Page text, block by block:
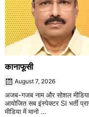
कानाफूसी
August 7, 2026
अजब-गजब नाम और सोशल मीडिया
आयोजित सब इंस्पेक्टर SI भर्ती
मीडिया में मानो ...